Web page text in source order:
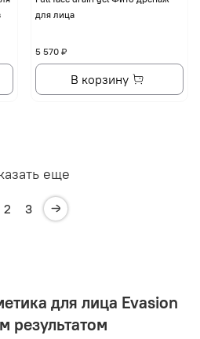
для лица
5 570 ₽
В корзину
еще
2 3
для лица Evasion
результатом